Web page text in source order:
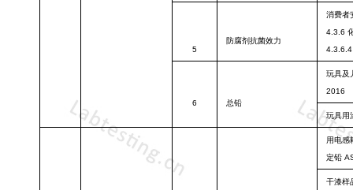
5
防腐剂抗菌效力
消费者
4.3.6
4.3.6.4
6 总铅
玩具及
2016
玩具用
用电感
定铅
干漆样